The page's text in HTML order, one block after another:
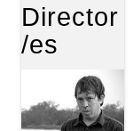
Director
/es